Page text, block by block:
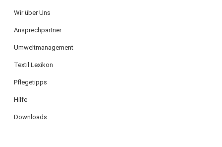
Wir über Uns
Ansprechpartner
Umweltmanagement
Textil Lexikon
Pflegetipps
Hilfe
Downloads